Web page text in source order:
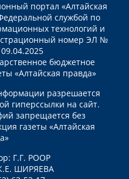
портал «Алтайская
службой по
технологий и
номер ЭЛ №
бюджетное
«Алтайская правда»
разрешается
гиперссылки на сайт.
запрещается без
газеты «Алтайская
Г.Г. РООР
ШИРЯЕВА